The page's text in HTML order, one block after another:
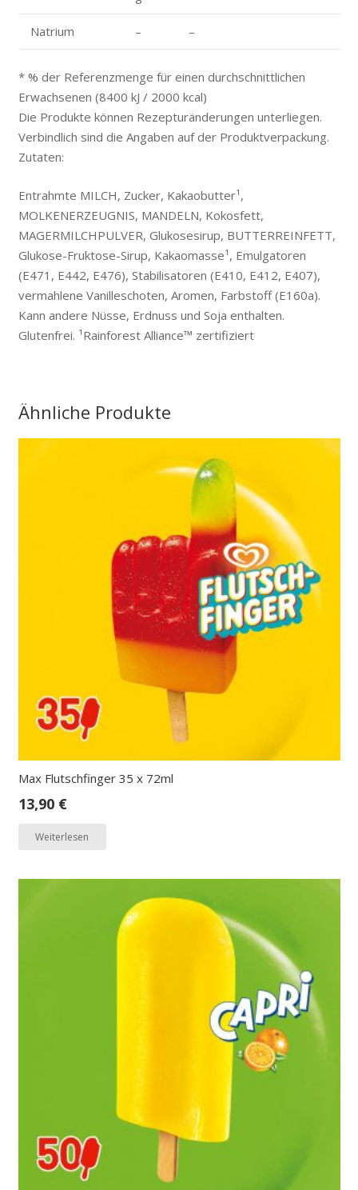
Natrium – –
* % der Referenzmenge für einen durchschnittlichen
Erwachsenen (8400 kJ / 2000 kcal)
Die Produkte können Rezepturänderungen unterliegen.
Verbindlich sind die Angaben auf der Produktverpackung.
Zutaten:
Entrahmte MILCH, Zucker, Kakaobutter¹,
MOLKENERZEUGNIS, MANDELN, Kokosfett,
MAGERMILCHPULVER, Glukosesirup, BUTTERREINFETT,
Glukose-Fruktose-Sirup, Kakaomasse¹, Emulgatoren
(E471, E442, E476), Stabilisatoren (E410, E412, E407),
vermahlene Vanilleschoten, Aromen, Farbstoff (E160a).
Kann andere Nüsse, Erdnuss und Soja enthalten.
Glutenfrei. ¹Rainforest Alliance™ zertifiziert
Ähnliche Produkte
Max Flutschfinger 35 x 72ml
13,90 €
Weiterlesen